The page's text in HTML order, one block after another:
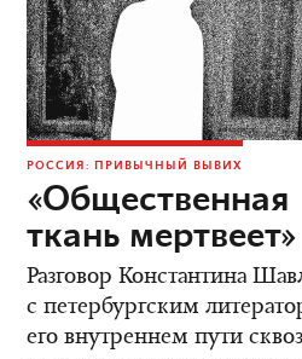
РОССИЯ: ПРИВЫЧНЫЙ ВЫВИХ
«Общественная
ткань мертвеет»
Разговор Константина
с петербургским
его внутреннем пути